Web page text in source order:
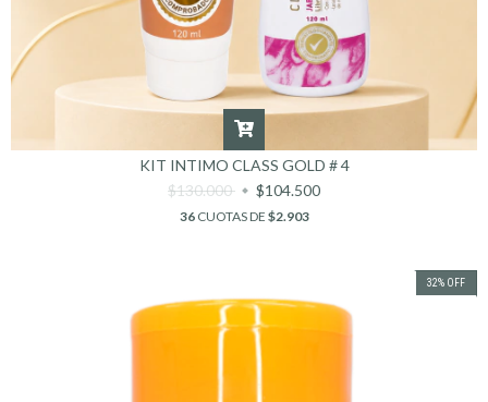
KIT INTIMO CLASS GOLD # 4
$130.000
$104.500
36CUOTAS DE $2.903
32% OFF